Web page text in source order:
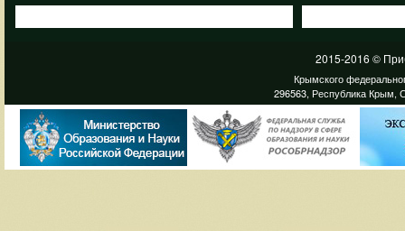
2015-2016 ©
Крымского
296563, Республика Крым,